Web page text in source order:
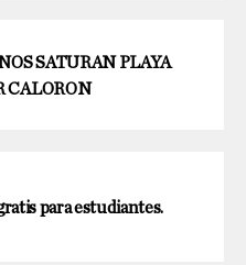
SATURAN PLAYA
CALORON
para estudiantes.